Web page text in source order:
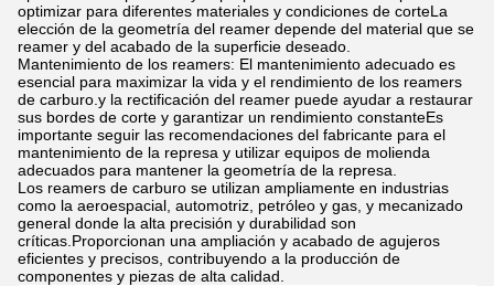
optimizar para diferentes materiales y condiciones de corteLa
elección de la geometría del reamer depende del material que se
reamer y del acabado de la superficie deseado.
Mantenimiento de los reamers: El mantenimiento adecuado es
esencial para maximizar la vida y el rendimiento de los reamers
de carburo.y la rectificación del reamer puede ayudar a restaurar
sus bordes de corte y garantizar un rendimiento constanteEs
importante seguir las recomendaciones del fabricante para el
mantenimiento de la represa y utilizar equipos de molienda
adecuados para mantener la geometría de la represa.
Los reamers de carburo se utilizan ampliamente en industrias
como la aeroespacial, automotriz, petróleo y gas, y mecanizado
general donde la alta precisión y durabilidad son
críticas.Proporcionan una ampliación y acabado de agujeros
eficientes y precisos, contribuyendo a la producción de
componentes y piezas de alta calidad.